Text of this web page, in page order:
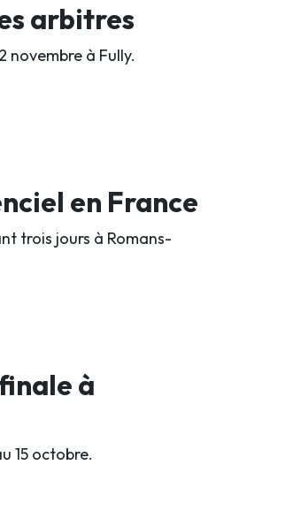
arbitres
novembre à Fully.
en France
trois jours à Romans-
à
15 octobre.